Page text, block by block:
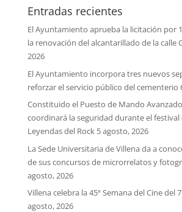
Entradas recientes
El Ayuntamiento aprueba la licitación por
la renovación del alcantarillado de la calle
2026
El Ayuntamiento incorpora tres nuevos
reforzar el servicio público del cementerio
Constituido el Puesto de Mando
coordinará la seguridad durante el festival
Leyendas del Rock 5 agosto, 2026
La Sede Universitaria de Villena da a
de sus concursos de microrrelatos y
agosto, 2026
Villena celebra la 45ª Semana del Cine del
agosto, 2026